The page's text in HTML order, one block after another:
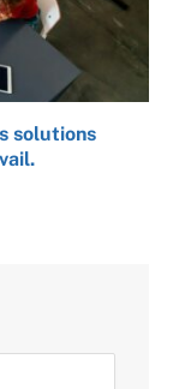
solutions